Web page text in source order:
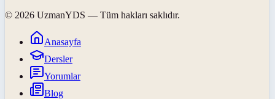
© 2026 UzmanYDS — Tüm hakları saklıdır.
Anasayfa
Dersler
Yorumlar
Blog